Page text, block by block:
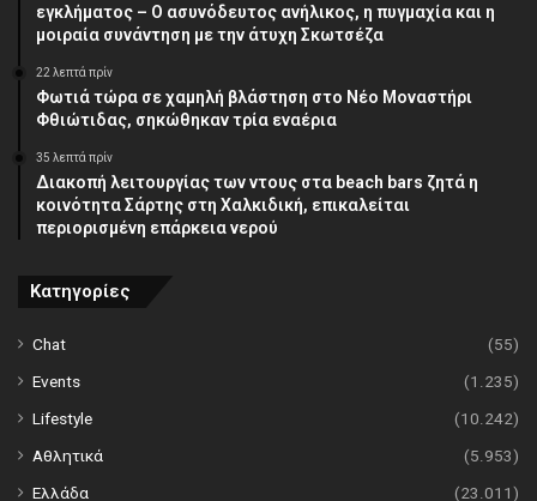
εγκλήματος – Ο ασυνόδευτος ανήλικος, η πυγμαχία και η
μοιραία συνάντηση με την άτυχη Σκωτσέζα
22 λεπτά πρίν
Φωτιά τώρα σε χαμηλή βλάστηση στο Νέο Μοναστήρι
Φθιώτιδας, σηκώθηκαν τρία εναέρια
35 λεπτά πρίν
Διακοπή λειτουργίας των ντους στα beach bars ζητά η
κοινότητα Σάρτης στη Χαλκιδική, επικαλείται
περιορισμένη επάρκεια νερού
Κατηγορίες
Chat
(55)
Events
(1.235)
Lifestyle
(10.242)
Αθλητικά
(5.953)
Ελλάδα
(23.011)